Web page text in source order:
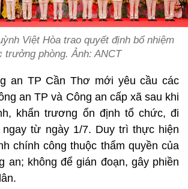
Việt Hòa trao quyết định bổ nhiệm
trưởng phòng. Ảnh: ANCT
an TP Cần Thơ mới yêu cầu các
an TP và Công an cấp xã sau khi
khẩn trương ổn định tổ chức, đi
ngay từ ngày 1/7. Duy trì thực hiện
chính công thuộc thẩm quyền của
an; không để gián đoạn, gây phiền